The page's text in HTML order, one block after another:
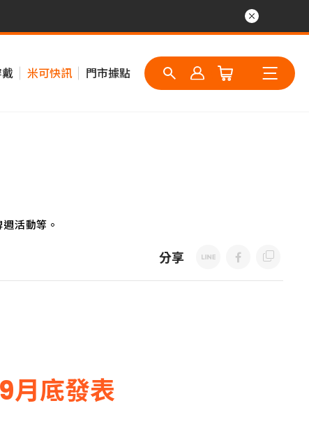
米可快訊 門市據點
活動等。
分享
月底發表